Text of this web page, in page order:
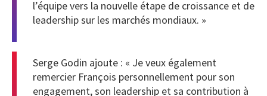
l’équipe vers la nouvelle étape de croissance et de
leadership sur les marchés mondiaux. »
Serge Godin ajoute : « Je veux également
remercier François personnellement pour son
engagement, son leadership et sa contribution à